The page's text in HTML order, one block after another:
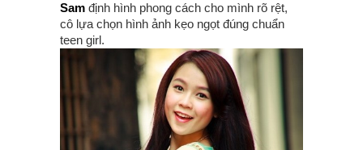
Sam định hình phong cách cho mình rõ rệt,
cô lựa chọn hình ảnh kẹo ngọt đúng chuẩn
teen girl.